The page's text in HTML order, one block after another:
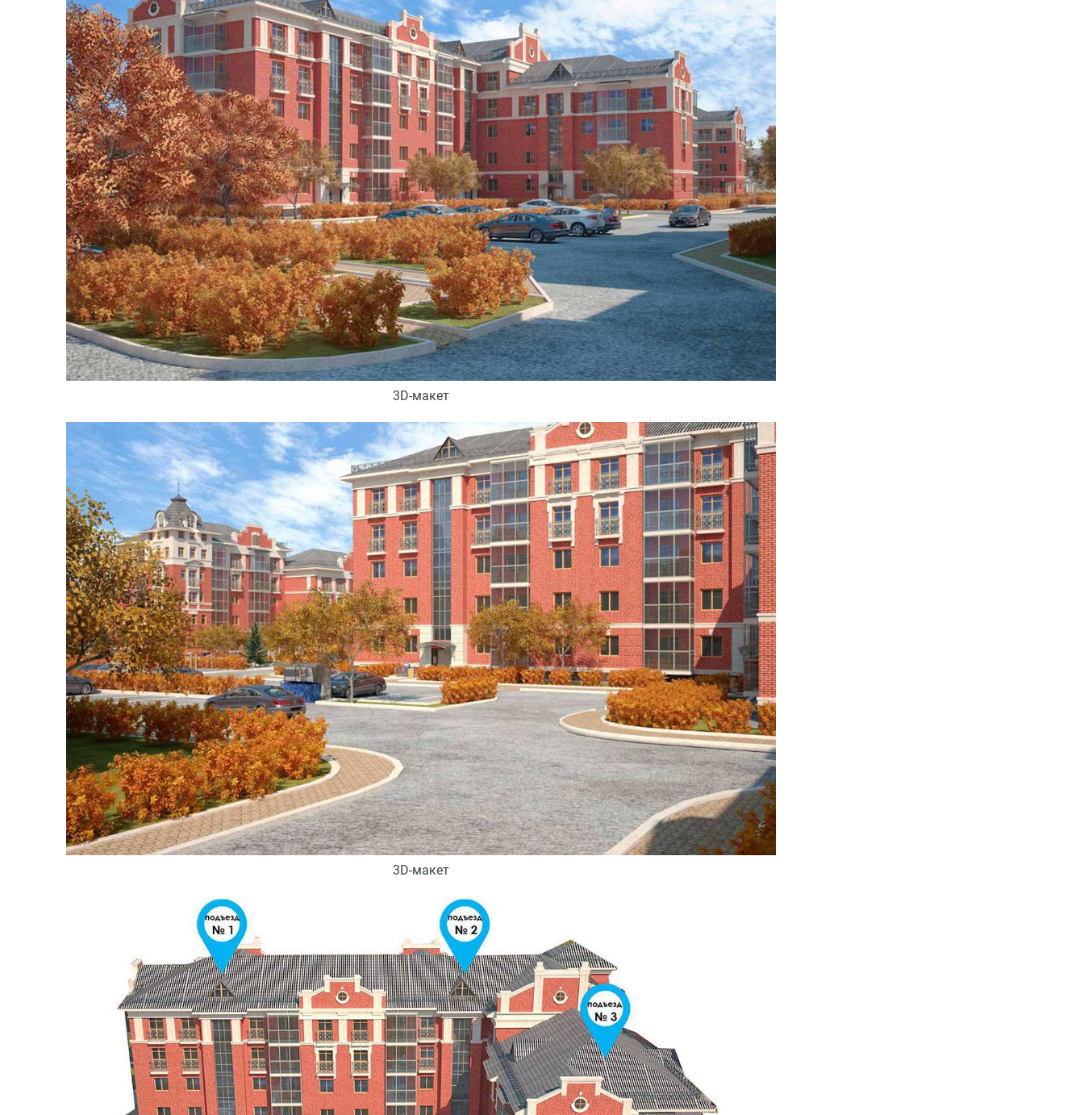
3D-макет
3D-макет